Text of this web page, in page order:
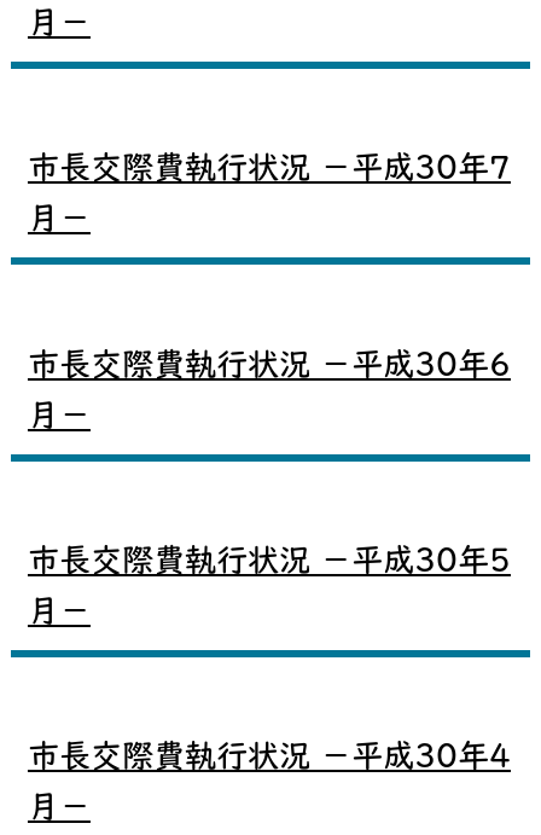
月－
市長交際費執行状況 －平成30年7
月－
市長交際費執行状況 －平成30年6
月－
市長交際費執行状況 －平成30年5
月－
市長交際費執行状況 －平成30年4
月－